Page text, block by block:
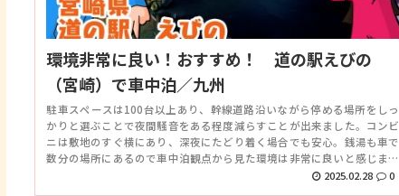
環境非常に良い！おすすめ！ 道の駅えびの
（宮崎）で車中泊／九州
駐車スペースは100台以上あり、幹線道路沿いながら停める場所をしっ
かりと選ぶことで夜間騒音をある程度減らすことが出来ました。コンビ
ニは敷地のすぐ横にあり、深夜にたどり着く場合でも安心。銭湯も車で
数分の場所にあるので車中泊観点から見た環境は非常に良いと感じまし
2025.02.28 0